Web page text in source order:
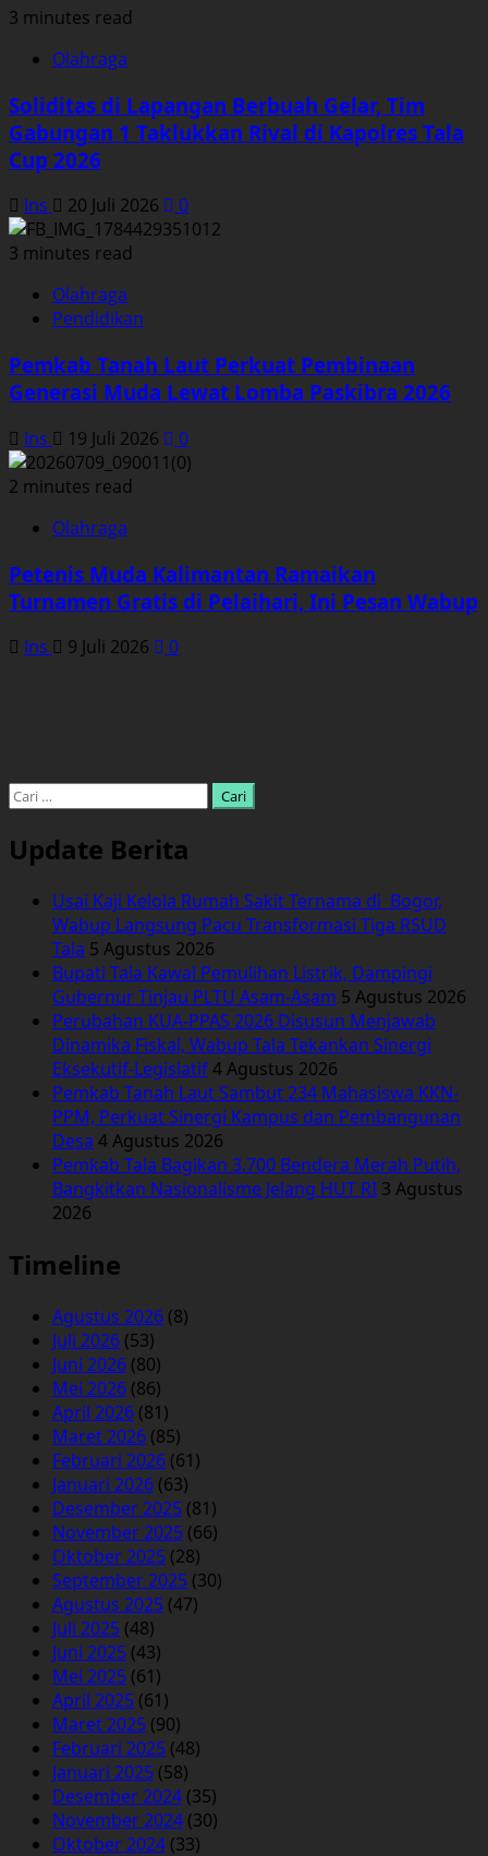
3 minutes read
Olahraga
Soliditas di Lapangan Berbuah Gelar, Tim
Gabungan 1 Taklukkan Rival di Kapolres Tala
Cup 2026
Ins 20 Juli 2026
0
3 minutes read
Olahraga
Pendidikan
Pemkab Tanah Laut Perkuat Pembinaan
Generasi Muda Lewat Lomba Paskibra 2026
Ins 19 Juli 2026
0
2 minutes read
Olahraga
Petenis Muda Kalimantan Ramaikan
Turnamen Gratis di Pelaihari, Ini Pesan Wabup
Ins 9 Juli 2026 0
Cari
Update Berita
Usai Kaji Kelola Rumah Sakit Ternama di Bogor,
Wabup Langsung Pacu Transformasi Tiga RSUD
Tala 5 Agustus 2026
Bupati Tala Kawal Pemulihan Listrik, Dampingi
Gubernur Tinjau PLTU Asam-Asam 5 Agustus 2026
Perubahan KUA-PPAS 2026 Disusun Menjawab
Dinamika Fiskal, Wabup Tala Tekankan Sinergi
Eksekutif-Legislatif4 Agustus 2026
Pemkab Tanah Laut Sambut 234 Mahasiswa KKN-
PPM, Perkuat Sinergi Kampus dan Pembangunan
Desa 4 Agustus 2026
Pemkab Tala Bagikan 3.700 Bendera Merah Putih,
Bangkitkan Nasionalisme Jelang HUT RI 3 Agustus
2026
Timeline
Agustus 2026 (8)
Juli 2026 (53)
Juni 2026 (80)
Mei 2026 (86)
April 2026 (81)
Maret 2026 (85)
Februari 2026 (61)
Januari 2026 (63)
Desember 2025 (81)
November 2025 (66)
Oktober 2025 (28)
September 2025 (30)
Agustus 2025 (47)
Juli 2025 (48)
Juni 2025 (43)
Mei 2025 (61)
April 2025 (61)
Maret 2025 (90)
Februari 2025 (48)
Januari 2025 (58)
Desember 2024 (35)
November 2024 (30)
Oktober 2024 (33)